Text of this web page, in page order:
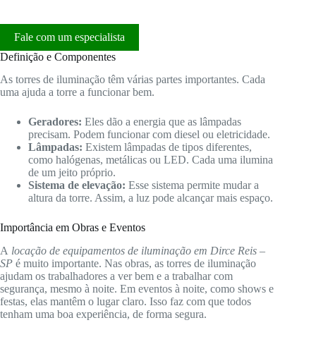
Fale com um especialista
Definição e Componentes
As torres de iluminação têm várias partes importantes. Cada
uma ajuda a torre a funcionar bem.
Geradores: Eles dão a energia que as lâmpadas
precisam. Podem funcionar com diesel ou eletricidade.
Lâmpadas: Existem lâmpadas de tipos diferentes,
como halógenas, metálicas ou LED. Cada uma ilumina
de um jeito próprio.
Sistema de elevação: Esse sistema permite mudar a
altura da torre. Assim, a luz pode alcançar mais espaço.
Importância em Obras e Eventos
A locação de equipamentos de iluminação em Dirce Reis –
SP é muito importante. Nas obras, as torres de iluminação
ajudam os trabalhadores a ver bem e a trabalhar com
segurança, mesmo à noite. Em eventos à noite, como shows e
festas, elas mantêm o lugar claro. Isso faz com que todos
tenham uma boa experiência, de forma segura.